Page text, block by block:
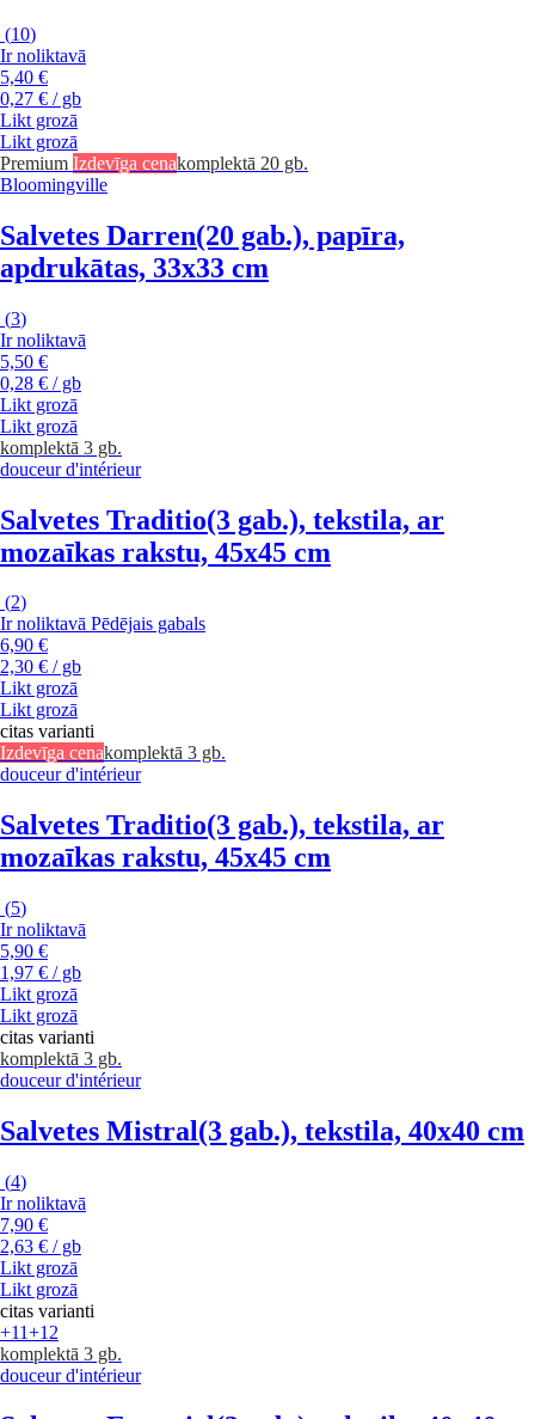
(10)
Ir noliktavā
5,40 €
0,27 € / gb
Likt grozā
Likt grozā
Premium Izdevīga cenakomplektā 20 gb.
Bloomingville
Salvetes Darren(20 gab.), papīra,
apdrukātas, 33x33 cm
(3)
Ir noliktavā
5,50 €
0,28 € / gb
Likt grozā
Likt grozā
komplektā 3 gb.
douceur d'intérieur
Salvetes Traditio(3 gab.), tekstila, ar
mozaīkas rakstu, 45x45 cm
(2)
Ir noliktavā Pēdējais gabals
6,90 €
2,30 € / gb
Likt grozā
Likt grozā
citas varianti
Izdevīga cenakomplektā 3 gb.
douceur d'intérieur
Salvetes Traditio(3 gab.), tekstila, ar
mozaīkas rakstu, 45x45 cm
(5)
Ir noliktavā
5,90 €
1,97 € / gb
Likt grozā
Likt grozā
citas varianti
komplektā 3 gb.
douceur d'intérieur
Salvetes Mistral (3 gab.), tekstila, 40x40 cm
(4)
Ir noliktavā
7,90 €
2,63 € / gb
Likt grozā
Likt grozā
citas varianti
+11+12
komplektā 3 gb.
douceur d'intérieur